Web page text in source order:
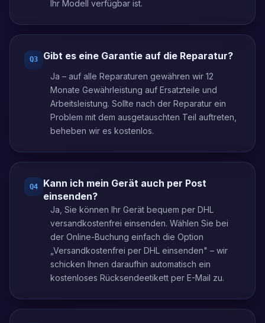
Ihr Modell verfügbar ist.
Q3 Gibt es eine Garantie auf die Reparatur?
Ja – auf alle Reparaturen gewähren wir 12
Monate Gewährleistung auf Ersatzteile und
Arbeitsleistung. Sollte nach der Reparatur ein
Problem mit dem ausgetauschten Teil auftreten,
beheben wir es kostenlos.
Q4
Kann ich mein Gerät auch per Post
einsenden?
Ja, Sie können Ihr Gerät bequem per DHL
versandkostenfrei einsenden. Wählen Sie bei
der Online-Buchung einfach die Option
„Versandkostenfrei per DHL einsenden" – wir
schicken Ihnen daraufhin automatisch ein
kostenloses Rücksendeetikett per E-Mail zu.